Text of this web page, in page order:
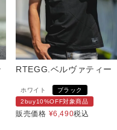
RTEGG.ベルヴァティー
ホワイト
ブラック
2buy10%OFF対象商品
販売価格 ¥6,490税込